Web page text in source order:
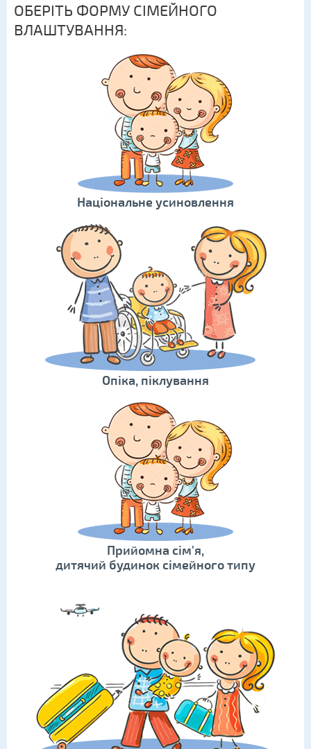
ОБЕРІТЬ ФОРМУ СІМЕЙНОГО
ВЛАШТУВАННЯ:
Національне усиновлення
Опіка, піклування
Прийомна сім'я,
дитячий будинок сімейного типу